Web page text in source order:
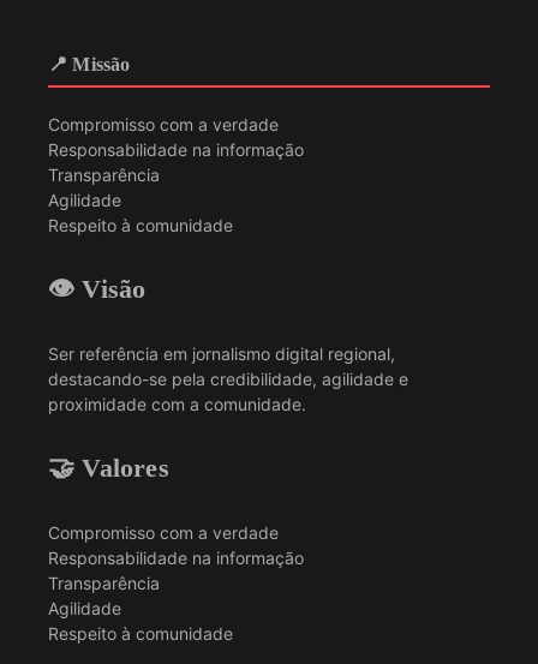
📍 Missão
Compromisso com a verdade
Responsabilidade na informação
Transparência
Agilidade
Respeito à comunidade
👁️ Visão
Ser referência em jornalismo digital regional,
destacando-se pela credibilidade, agilidade e
proximidade com a comunidade.
🤝 Valores
Compromisso com a verdade
Responsabilidade na informação
Transparência
Agilidade
Respeito à comunidade